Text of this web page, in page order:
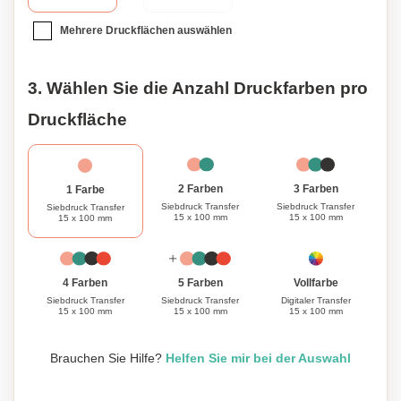
setzen Sie selbst an Regentagen ein mutiges modisches
Statement. Dieser 23'' umkehrbare Regenschirm ist nicht
mit einem personalisierten Schirm, der Funktionalität und
bleiben.
Mehrere Druckflächen auswählen
3. Wählen Sie die Anzahl Druckfarben pro
Druckfläche
1 Farbe
Siebdruck Transfer
15 x 100 mm
2 Farben
Siebdruck Transfer
15 x 100 mm
3 Farben
Siebdruck Transfer
15 x 100 mm
4 Farben
Siebdruck Transfer
15 x 100 mm
5 Farben
Siebdruck Transfer
15 x 100 mm
Vollfarbe
Digitaler Transfer
15 x 100 mm
Brauchen Sie Hilfe? Helfen Sie mir bei der Auswahl